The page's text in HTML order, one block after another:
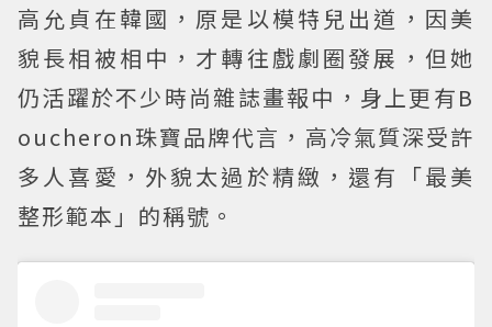
高允貞在韓國，原是以模特兒出道，因美
貌長相被相中，才轉往戲劇圈發展，但她
仍活躍於不少時尚雜誌畫報中，身上更有B
oucheron珠寶品牌代言，高冷氣質深受許
多人喜愛，外貌太過於精緻，還有「最美
整形範本」的稱號。